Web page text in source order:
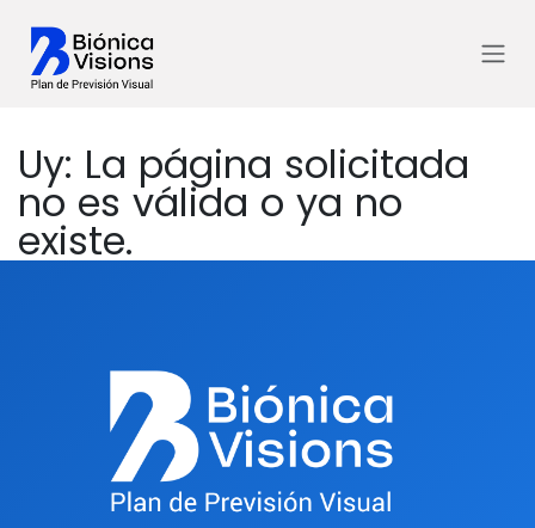
Uy: La página solicitada
no es válida o ya no
existe.